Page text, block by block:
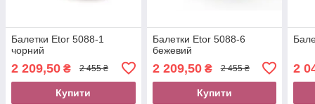
Балетки Etor 5088-1
чорний
2 209,50 ₴ 2 455 ₴
Купити
Балетки Etor 5088-6
бежевий
2 209,50₴ 2 455 ₴
Купити
2